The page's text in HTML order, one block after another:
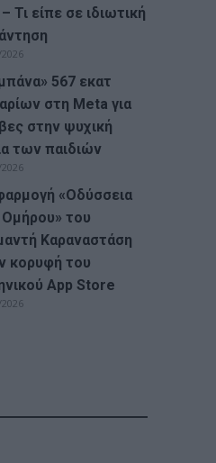
Τι είπε σε ιδιωτική
567 εκατ
στη Meta για
στην ψυχική
των παιδιών
«Οδύσσεια
του
Καραναστάση
κορυφή του
App Store